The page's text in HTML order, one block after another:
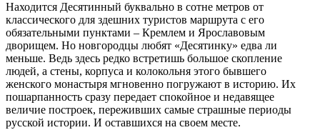
Находится Десятинный буквально в сотне метров от
классического для здешних туристов маршрута с его
обязательными пунктами – Кремлем и Ярославовым
дворищем. Но новгородцы любят «Десятинку» едва ли
меньше. Ведь здесь редко встретишь большое скопление
людей, а стены, корпуса и колокольня этого бывшего
женского монастыря мгновенно погружают в историю. Их
пошарпанность сразу передает спокойное и недавящее
величие построек, переживших самые страшные периоды
русской истории. И оставшихся на своем месте.